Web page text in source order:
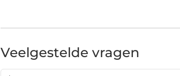
Veelgestelde vragen